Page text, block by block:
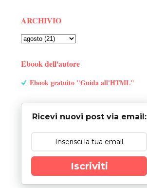
ARCHIVIO
Ebook dell'autore
Ebook gratuito "Guida all'HTML"
Ricevi nuovi post via email:
Iscriviti